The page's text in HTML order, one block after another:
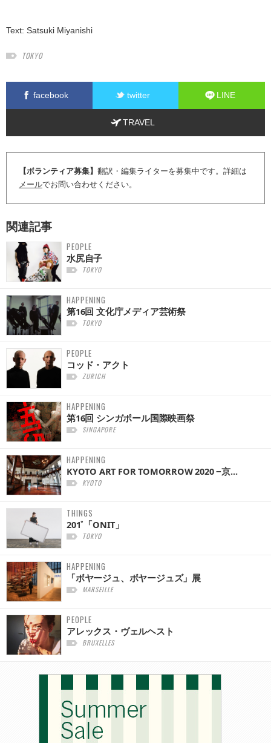
Text: Satsuki Miyanishi
TOKYO
facebook twitter LINE
TRAVEL
【ボランティア募集】 翻訳・編集ライターを募集中です。詳細は
メールでお問い合わせください。
関連記事
PEOPLE
水尻自子
TOKYO
HAPPENING
第16回 文化庁メディア芸術祭
TOKYO
PEOPLE
コッド・アクト
ZURICH
HAPPENING
第16回 シンガポール国際映画祭
SINGAPORE
HAPPENING
KYOTO ART FOR TOMORROW 2020 −京...
KYOTO
THINGS
201˚「ONIT」
TOKYO
HAPPENING
「ボヤージュ、ボヤージュズ」展
MARSEILLE
PEOPLE
アレックス・ヴェルヘスト
BRUXELLES